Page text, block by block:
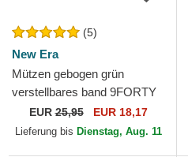
(5)
New Era
Mützen gebogen grün
verstellbares band 9FORTY
Core der Los Troncos FC
Kings League von New Era
EUR25,95 EUR 18,17
Lieferung bis Dienstag, Aug. 11